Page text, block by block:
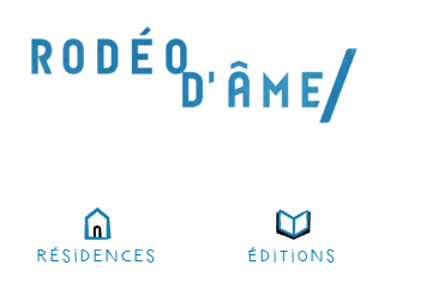
résidences Éditions